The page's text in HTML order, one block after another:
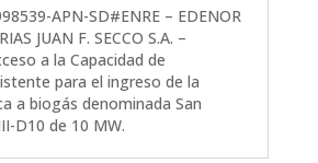
APN-SD#ENRE – EDENOR
JUAN F. SECCO S.A. –
a la Capacidad de
para el ingreso de la
a biogás denominada San
D10 de 10 MW.